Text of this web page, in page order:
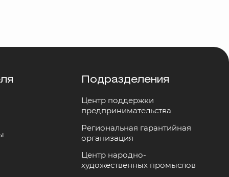
Подразделения
Центр поддержки
предпринимательства
Региональная гарантийная
организация
Центр народно-
художественных промыслов